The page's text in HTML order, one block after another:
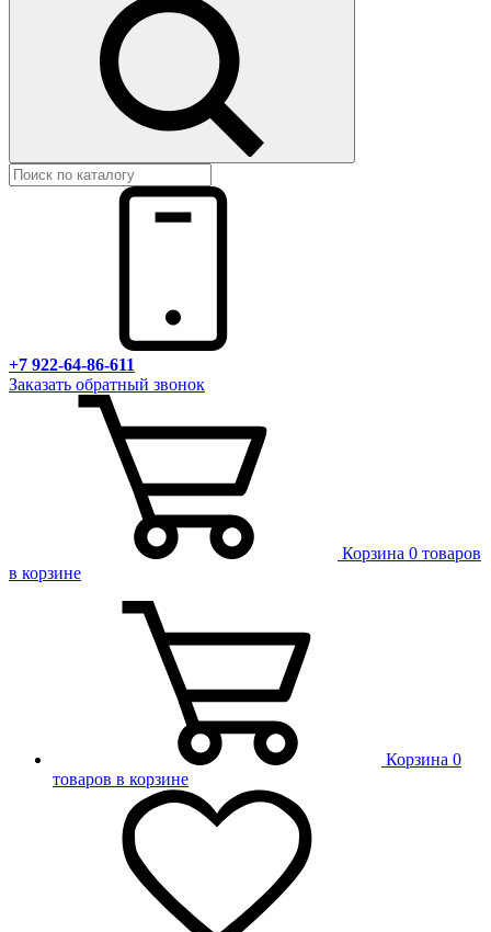
+7 922-64-86-611
Заказать обратный звонок
Корзина 0 товаров
в корзине
Корзина 0
товаров в корзине